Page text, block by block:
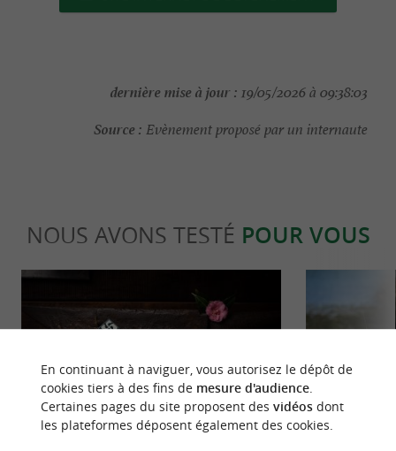
dernière mise à jour : 19/05/2026 à 09:38:03
Source : Evènement proposé par un internaute
NOUS AVONS TESTÉ POUR VOUS
Culturelle Détente
En continuant à naviguer, vous autorisez le dépôt de
cookies tiers à des fins de mesure d'audience.
Certaines pages du site proposent des vidéosdont
les plateformes déposent également des cookies.